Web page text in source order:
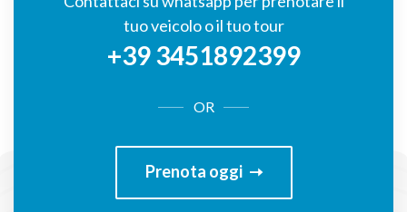
tuo veicolo o il tuo tour
+39 3451892399
OR
Prenota oggi